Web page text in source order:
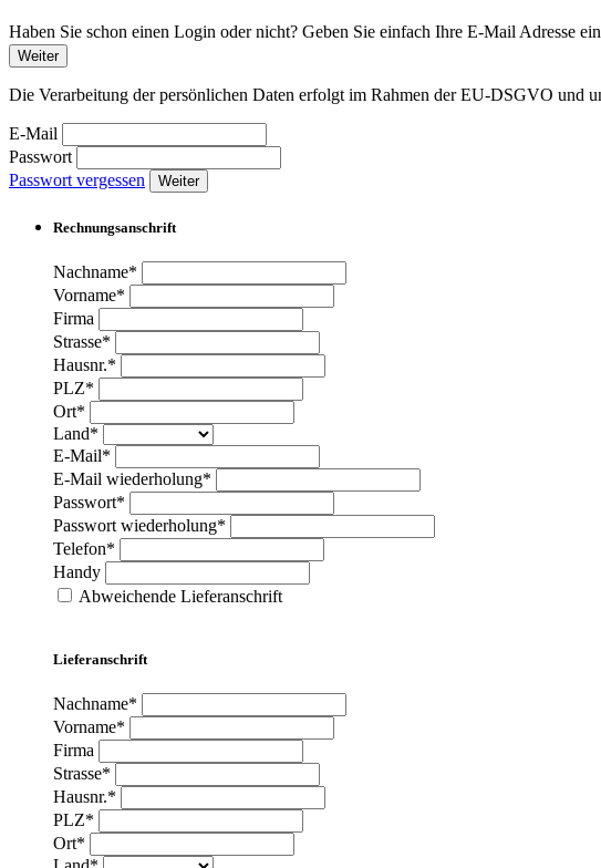
Haben Sie schon einen Login oder nicht? Geben Sie einfach Ihre E-Mail Adresse
Weiter
Die Verarbeitung der persönlichen Daten erfolgt im Rahmen der EU-DSGVO und
E-Mail
Passwort
Passwort vergessen
Weiter
Rechnungsanschrift
Nachname*
Vorname*
Firma
Strasse*
Hausnr.*
PLZ*
Ort*
Land*
E-Mail*
E-Mail wiederholung*
Passwort*
Passwort wiederholung*
Telefon*
Handy
Abweichende Lieferanschrift
Lieferanschrift
Nachname*
Vorname*
Firma
Strasse*
Hausnr.*
PLZ*
Ort*